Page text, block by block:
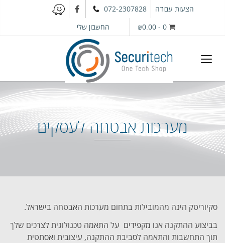
הצעות עבודה
072-2307828
0
-
₪0.00 החשבון שלי
מערכות אבטחה לעסקים
סקיוריטק הינה מהמובילות בתחום מערכות האבטחה בישראל.
בביצוע ההתקנה אנו מקפידים על התאמה טכנולוגית לצרכים שלך
תוך התחשבות והתאמה לסביבת ההתקנה, עיצובית ואסתטית